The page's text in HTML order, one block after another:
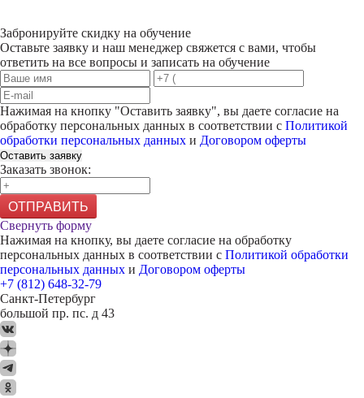
Забронируйте скидку на обучение
Оставьте заявку и наш менеджер свяжется с вами, чтобы
ответить на все вопросы и записать на обучение
Нажимая на кнопку "Оставить заявку", вы даете согласие на
обработку персональных данных в соответствии с Политикой
обработки персональных данных и Договором оферты
Оставить заявку
Заказать звонок:
ОТПРАВИТЬ
Свернуть форму
Нажимая на кнопку, вы даете согласие на обработку
персональных данных в соответствии с Политикой обработки
персональных данных и Договором оферты
+7 (812) 648-32-79
Санкт-Петербург
большой пр. пс. д 43